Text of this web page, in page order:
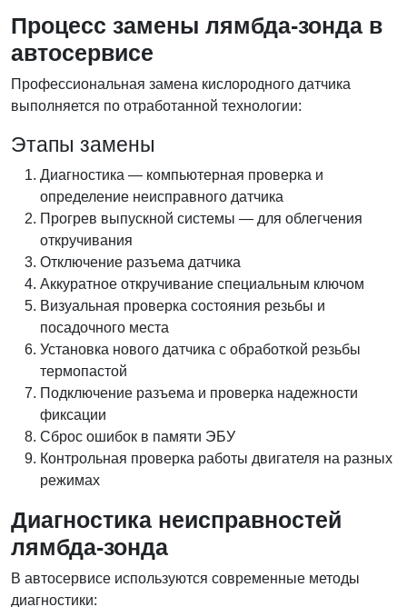
Процесс замены лямбда-зонда в
автосервисе
Профессиональная замена кислородного датчика
выполняется по отработанной технологии:
Этапы замены
Диагностика — компьютерная проверка и
определение неисправного датчика
Прогрев выпускной системы — для облегчения
откручивания
Отключение разъема датчика
Аккуратное откручивание специальным ключом
Визуальная проверка состояния резьбы и
посадочного места
Установка нового датчика с обработкой резьбы
термопастой
Подключение разъема и проверка надежности
фиксации
Сброс ошибок в памяти ЭБУ
Контрольная проверка работы двигателя на разных
режимах
Диагностика неисправностей
лямбда-зонда
В автосервисе используются современные методы
диагностики: